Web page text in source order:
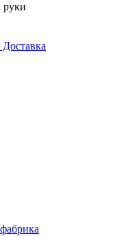
руки
Доставка